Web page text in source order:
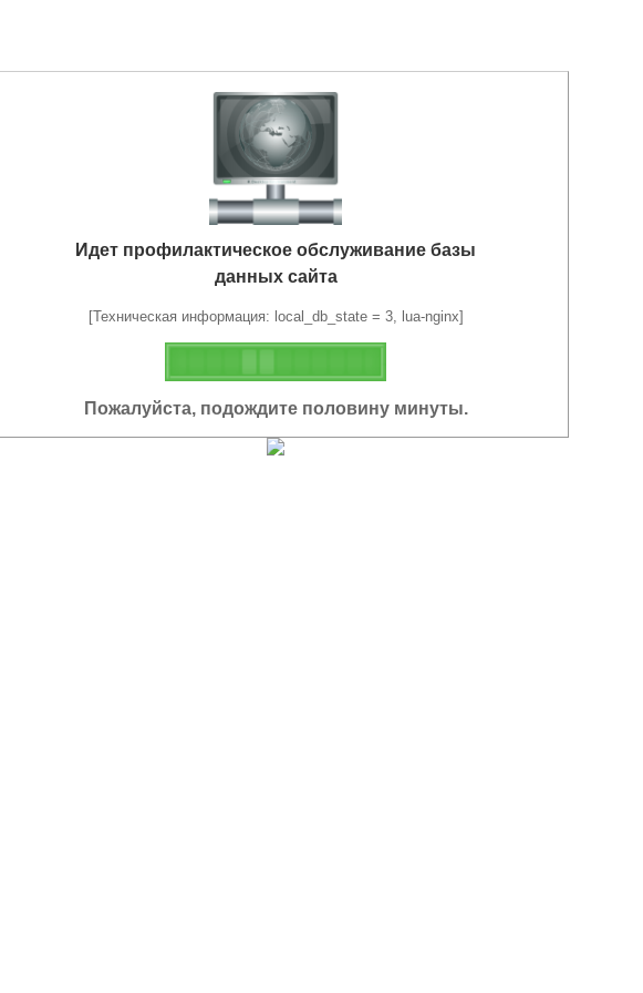
Идет профилактическое обслуживание базы
данных сайта
[Техническая информация: local_db_state = 3, lua-nginx]
Пожалуйста, подождите половину минуты.